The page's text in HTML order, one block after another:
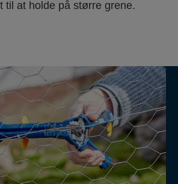
til at holde på større grene.